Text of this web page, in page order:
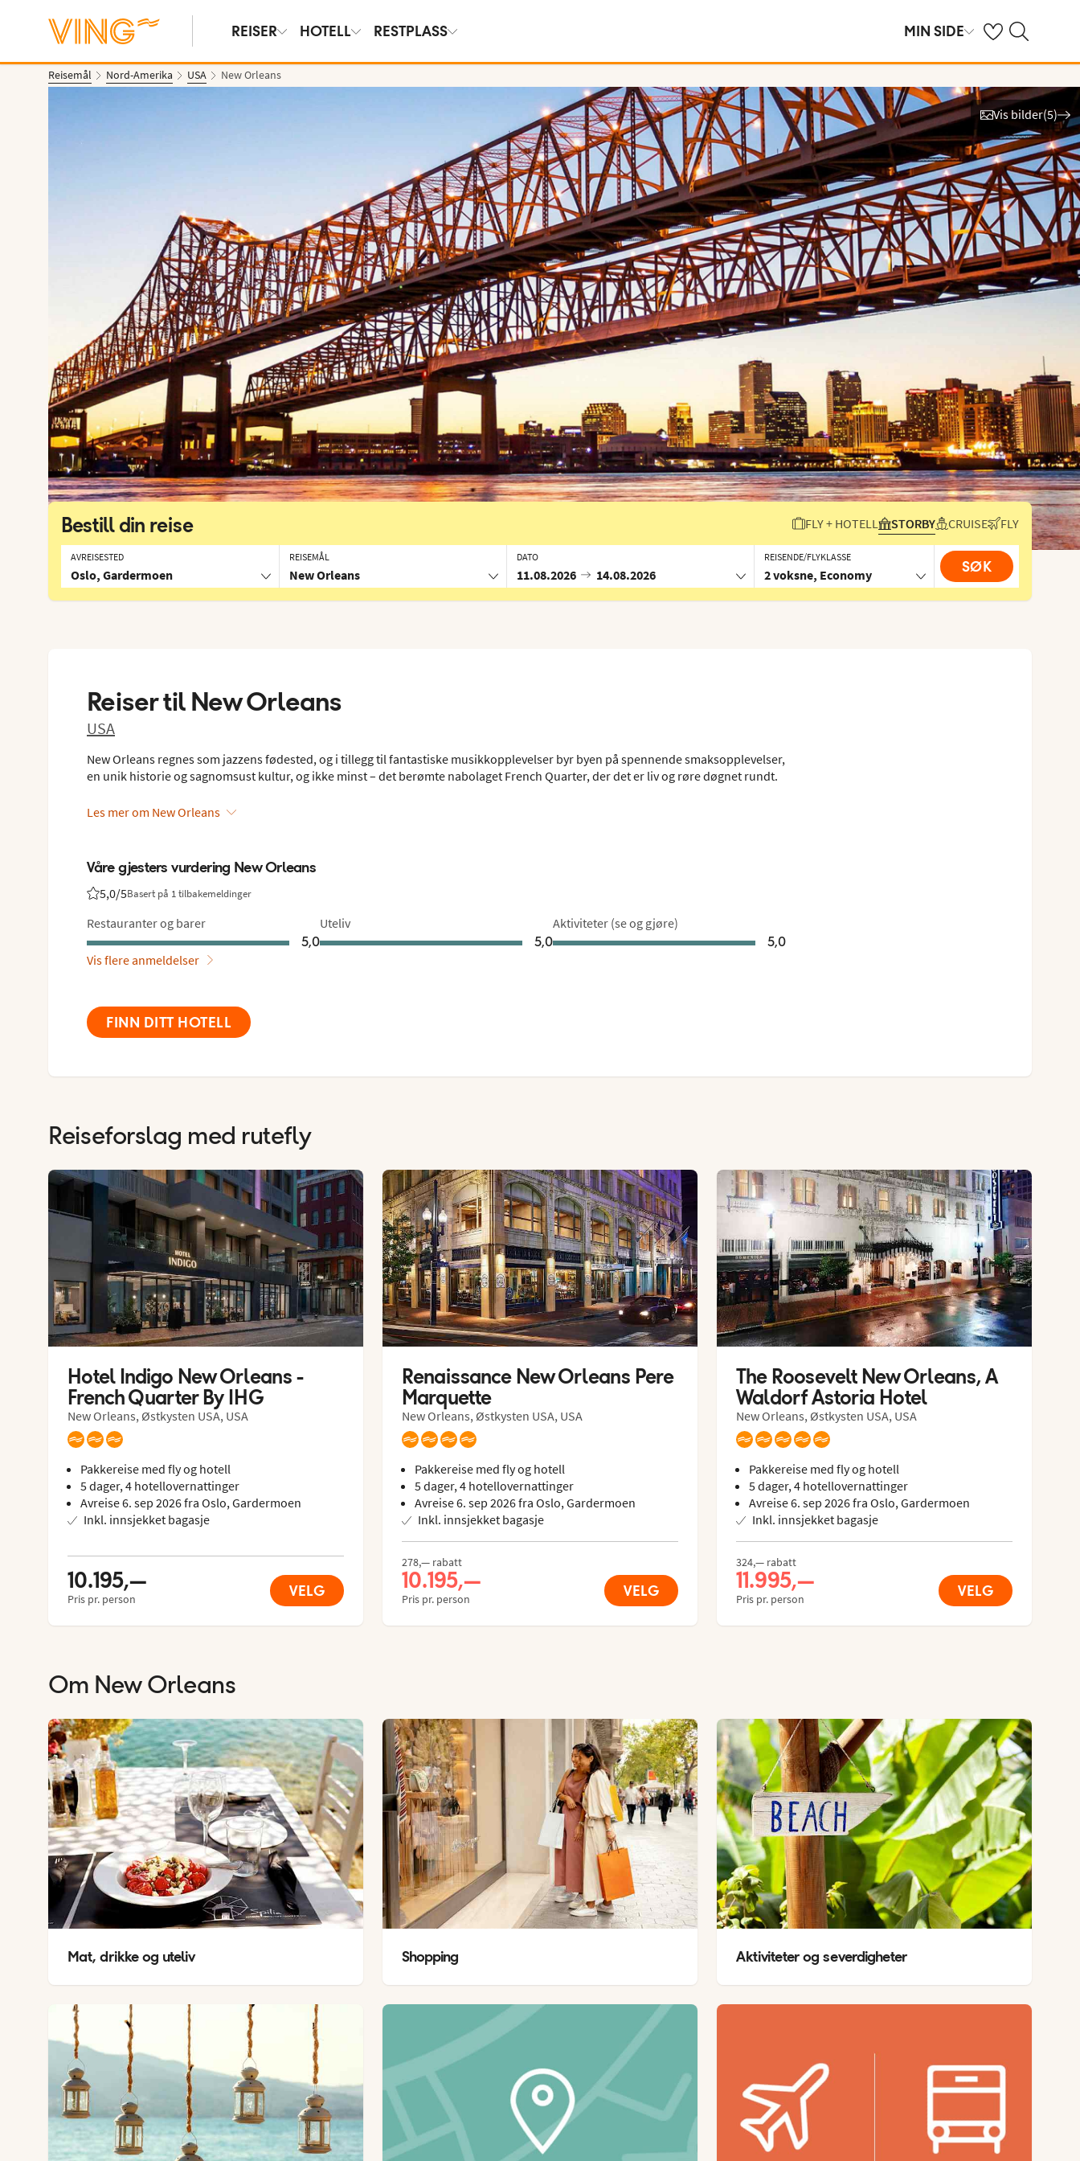
REISER HOTELL RESTPLASS MIN SIDE Se dine sparte
Søk på ving.no
Reisemål Nord-Amerika USA New Orleans
Vis bilder(5)
Bestill din reise FLY + HOTELL STORBY CRUISE FLY
AVREISESTED
Oslo, Gardermoen
REISEMÅL
New Orleans
DATO
11.08.2026 14.08.2026
REISENDE/FLYKLASSE
2 voksne, Economy SØK
Reiser til New Orleans
USA
New Orleans regnes som jazzens fødested, og i tillegg til fantastiske musikkopplevelser byr byen på spennende smaksopplevelser,
en unik historie og sagnomsust kultur, og ikke minst – det berømte nabolaget French Quarter, der det er liv og røre døgnet rundt.
Les mer om New Orleans
Våre gjesters vurdering New Orleans
5,0/5 Basert på 1 tilbakemeldinger
Vurdering fra Vings gjester: 5/5
Restauranter og barer
5,0
Uteliv
5,0
Aktiviteter (se og gjøre)
5,0
Vis flere anmeldelser
FINN DITT HOTELL
Reiseforslag med rutefly
Hotel Indigo New Orleans -
French Quarter By IHG
New Orleans, Østkysten USA, USA
Pakkereise med fly og hotell
5 dager, 4 hotellovernattinger
Avreise 6. sep 2026 fra Oslo, Gardermoen
Inkl. innsjekket bagasje
10.195,—
Pris pr. person VELG
Renaissance New Orleans Pere
Marquette
New Orleans, Østkysten USA, USA
Pakkereise med fly og hotell
5 dager, 4 hotellovernattinger
Avreise 6. sep 2026 fra Oslo, Gardermoen
Inkl. innsjekket bagasje
278,— rabatt
10.195,—
Pris pr. person VELG
The Roosevelt New Orleans, A
Waldorf Astoria Hotel
New Orleans, Østkysten USA, USA
Pakkereise med fly og hotell
5 dager, 4 hotellovernattinger
Avreise 6. sep 2026 fra Oslo, Gardermoen
Inkl. innsjekket bagasje
324,— rabatt
11.995,—
Pris pr. person VELG
Om New Orleans
Mat, drikke og uteliv Shopping Aktiviteter og severdigheter